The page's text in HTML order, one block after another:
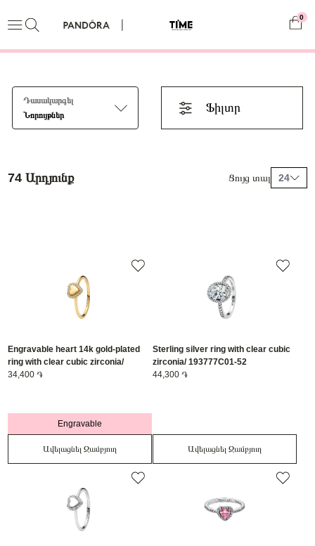
0
Դասակարգել
Նորույթներ
Ֆիլտր
74 Արդյունք Ցույց տալ 24
Engravable heart 14k gold-plated
ring with clear cubic zirconia/
163801C01-54
34,400 ֏
Engravable
Ավելացնել Զամբյուղ
Sterling silver ring with clear cubic
zirconia/ 193777C01-52
44,300 ֏
Ավելացնել Զամբյուղ